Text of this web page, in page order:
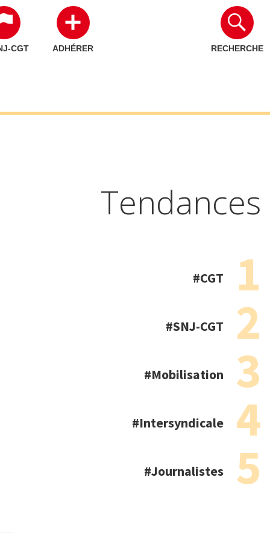
CGT ADHÉRER RECHERCHE
Tendances
CGT
SNJ-CGT
Mobilisation
Intersyndicale
Journalistes